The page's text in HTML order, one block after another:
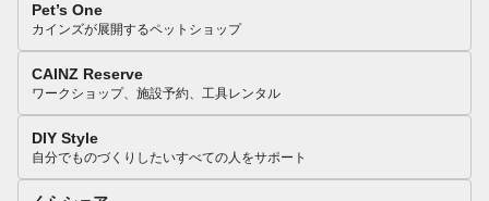
Pet’s One
カインズが展開するペットショップ
CAINZ Reserve
ワークショップ、施設予約、工具レンタル
DIY Style
自分でものづくりしたいすべての人をサポート